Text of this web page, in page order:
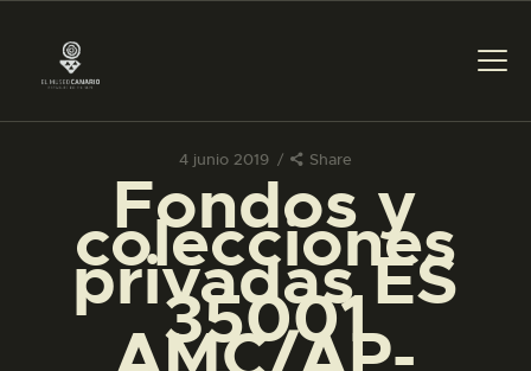
4 junio 2019 Share
Fondos y
colecciones
privadas ES
35001
PREPARAR LA VISITA
ACTIVIDADES
█